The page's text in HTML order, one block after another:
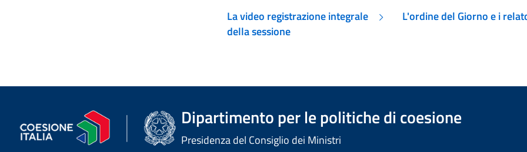
La video registrazione integrale
della sessione
L'ordine del Giorno e i
Dipartimento per le politiche di coesione
Presidenza del Consiglio dei Ministri